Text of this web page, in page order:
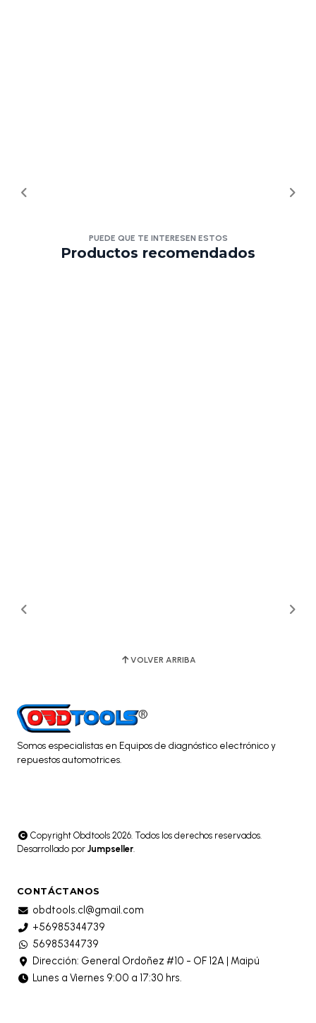
PUEDE QUE TE INTERESEN ESTOS
Productos recomendados
VOLVER ARRIBA
Somos especialistas en Equipos de diagnóstico electrónico y
repuestos automotrices.
Copyright Obdtools 2026. Todos los derechos reservados.
Desarrollado por Jumpseller.
CONTÁCTANOS
obdtools.cl@gmail.com
+56985344739
56985344739
Dirección: General Ordoñez #10 - OF 12A | Maipú
Lunes a Viernes 9:00 a 17:30 hrs.